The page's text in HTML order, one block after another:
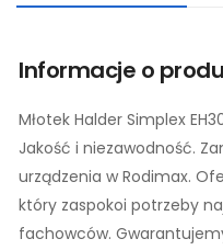
Informacje o
Młotek Halder Simplex
Jakość i niezawodność.
urządzenia w Rodimax.
który zaspokoi potrzeby
fachowców.